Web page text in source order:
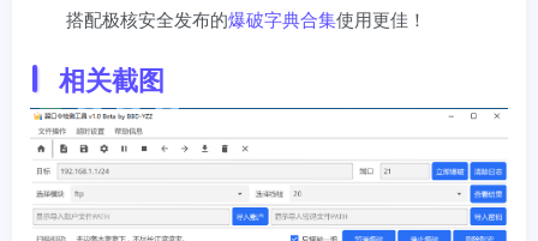
搭配极核安全发布的爆破字典合集使用更佳！
相关截图